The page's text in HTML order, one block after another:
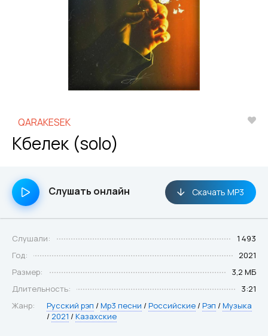
QARAKESEK
Көбелек (solo)
Слушать онлайн Скачать MP3
Слушали:
1 493
Год:
2021
Размер:
3,2 МБ
Длительность:
3:21
Жанр:
Русский рэп / Mp3 песни / Российские / Рэп / Музыка
/ 2021 / Казахские